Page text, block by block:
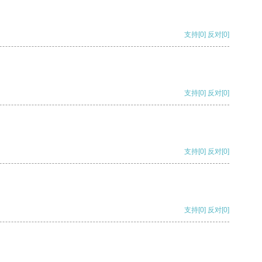
支持[0] 反对[0]
支持[0] 反对[0]
支持[0] 反对[0]
支持[0] 反对[0]